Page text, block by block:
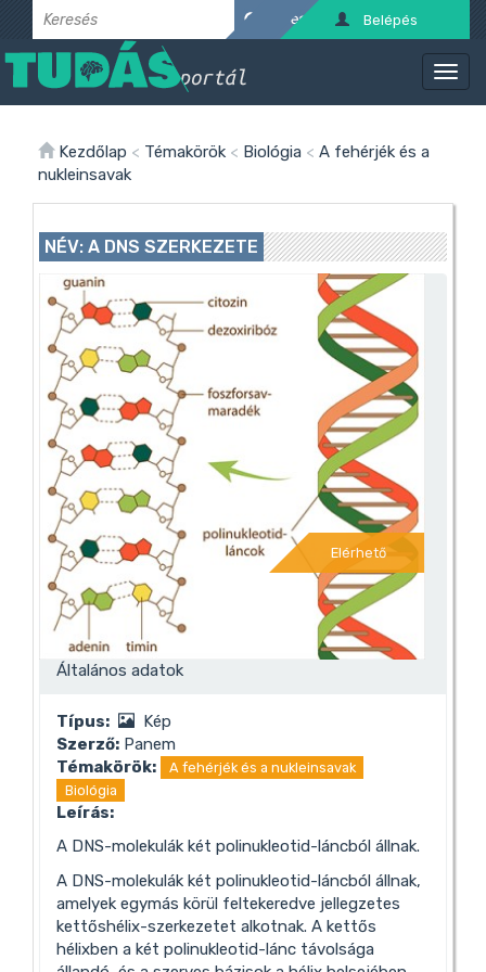
Belépés
Kezdőlap < Témakörök < Biológia < A fehérjék és a
nukleinsavak
NÉV: A DNS SZERKEZETE
Elérhető
Általános adatok
Típus:
Kép
Szerző: Panem
Témakörök:
A fehérjék és a nukleinsavak
Biológia
Leírás:
A DNS-molekulák két polinukleotid-láncból állnak.
A DNS-molekulák két polinukleotid-láncból állnak,
amelyek egymás körül feltekeredve jellegzetes
kettőshélix-szerkezetet alkotnak. A kettős
hélixben a két polinukleotid-lánc távolsága